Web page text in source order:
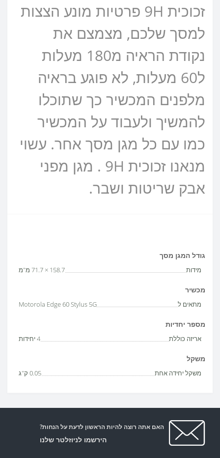
זכוכית 9H פרטיות מונע הצצות
למסך שלכם, מצמצם את
נקודת הראיה מ180 מעלות
ל60 מעלות, לא פוגע בראיה
מלפנים המכשיר כך שתוכלו
להמשיך ולעבוד על המכשיר
כמו עם כל מגן מסך אחר. עשוי
מנאנו זכוכית 9H . מגן מפני
אבק שריטות ושבר.
גודל המגן מסך
מידות 158.7 × 71.7 מ"מ
מכשיר
מתאים ל Motorola Edge 60 Stylus 5G
מספר יחדיות
אריזה כוללת 4 יחידות
משקל
משקל יחידה אחת 0.05 ק"ג
האם אתה רוצה להיות הראשון לדעת על הנחות?
הירשמו לניוזלטר שלנו